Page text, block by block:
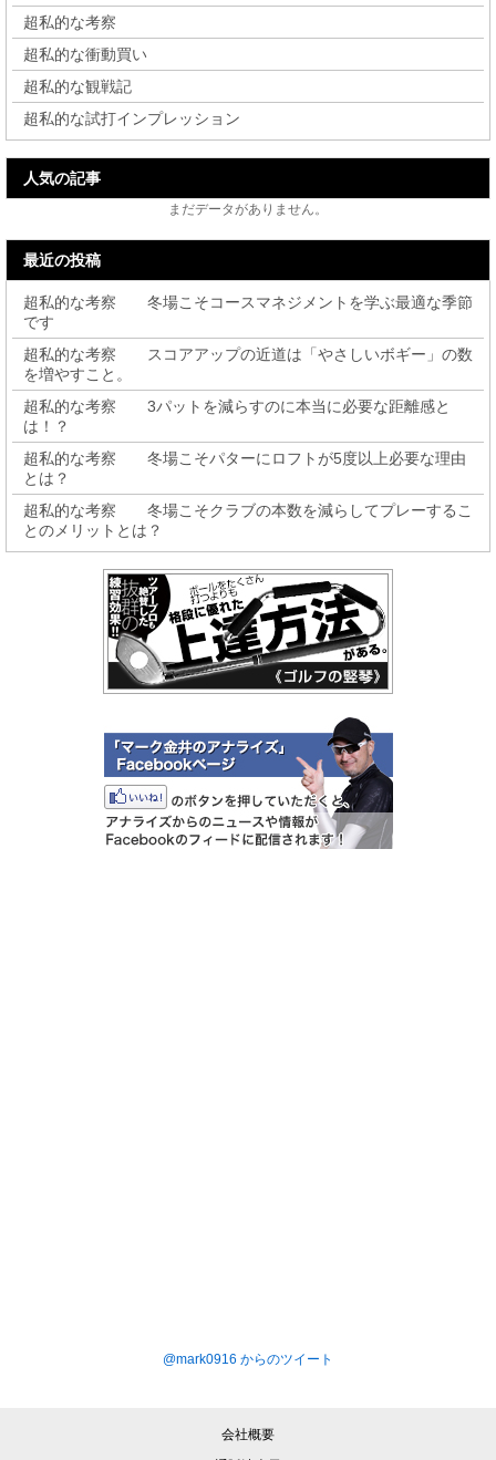
超私的な考察
超私的な衝動買い
超私的な観戦記
超私的な試打インプレッション
人気の記事
まだデータがありません。
最近の投稿
超私的な考察 冬場こそコースマネジメントを学ぶ最適な季節
です
超私的な考察 スコアアップの近道は「やさしいボギー」の数
を増やすこと。
超私的な考察 3パットを減らすのに本当に必要な距離感と
は！？
超私的な考察 冬場こそパターにロフトが5度以上必要な理由
とは？
超私的な考察 冬場こそクラブの本数を減らしてプレーするこ
とのメリットとは？
@mark0916 からのツイート
会社概要